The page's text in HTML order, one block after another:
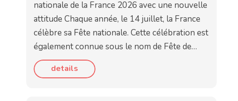
nationale de la France 2026 avec une nouvelle
attitude Chaque année, le 14 juillet, la France
célèbre sa Fête nationale. Cette célébration est
également connue sous le nom de Fête de…
details